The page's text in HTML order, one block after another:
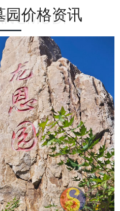
园价格资讯